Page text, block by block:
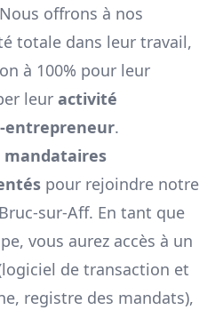
offrons à nos
totale dans leur travail,
à 100% pour leur
leur activité
entrepreneur.
mandataires
pour rejoindre notre
Bruc-sur-Aff. En tant que
vous aurez accès à un
de transaction et
registre des mandats),